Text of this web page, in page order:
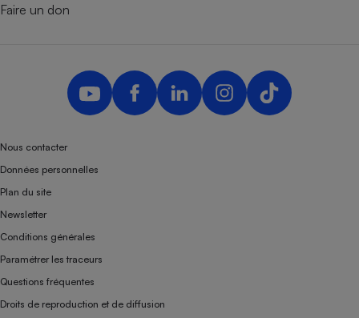
Faire un don
Nous contacter
Données personnelles
Plan du site
Newsletter
Conditions générales
Paramétrer les traceurs
Questions fréquentes
Droits de reproduction et de diffusion